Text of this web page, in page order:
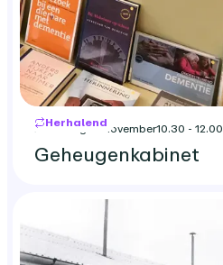
Herhalend
maandag 16 november10.30 - 12.00
Geheugenkabinet